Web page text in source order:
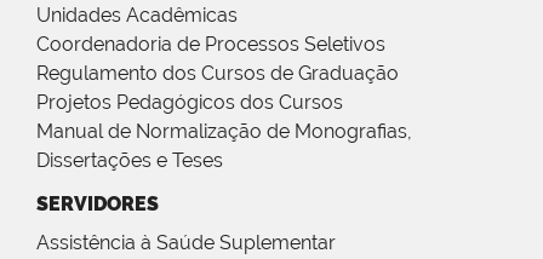
Unidades Acadêmicas
Coordenadoria de Processos Seletivos
Regulamento dos Cursos de Graduação
Projetos Pedagógicos dos Cursos
Manual de Normalização de Monografias,
Dissertações e Teses
SERVIDORES
Assistência à Saúde Suplementar